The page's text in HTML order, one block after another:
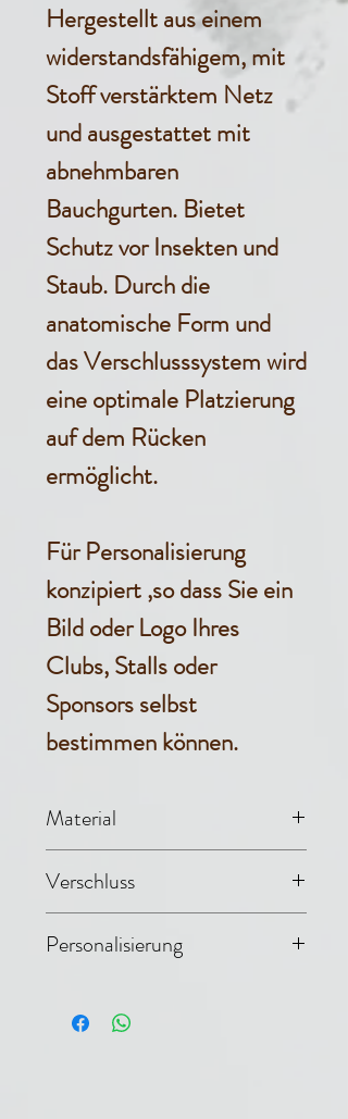
Hergestellt aus einem
widerstandsfähigem, mit
Stoff verstärktem Netz
und ausgestattet mit
abnehmbaren
Bauchgurten. Bietet
Schutz vor Insekten und
Staub. Durch die
anatomische Form und
das Verschlusssystem wird
eine optimale Platzierung
auf dem Rücken
ermöglicht.
Für Personalisierung
konzipiert ,so dass Sie ein
Bild oder Logo Ihres
Clubs, Stalls oder
Sponsors selbst
bestimmen können.
Material
Netz, Mikrofaser
(100% Polyester)
Verschluss
1 Brustschnalle,
Schweifkordel
Personalisierung
Die Lieferzeit für